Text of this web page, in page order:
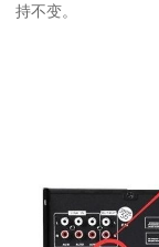
持不变。